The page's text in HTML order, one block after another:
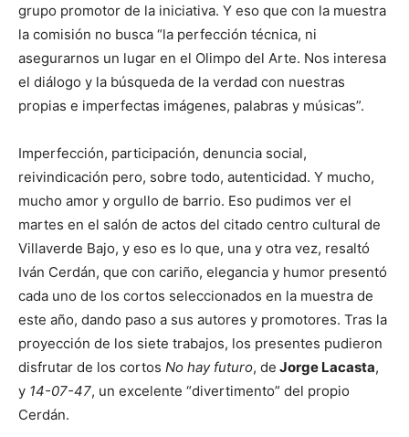
grupo promotor de la iniciativa. Y eso que con la muestra
la comisión no busca “la perfección técnica, ni
asegurarnos un lugar en el Olimpo del Arte. Nos interesa
el diálogo y la búsqueda de la verdad con nuestras
propias e imperfectas imágenes, palabras y músicas”.
Imperfección, participación, denuncia social,
reivindicación pero, sobre todo, autenticidad. Y mucho,
mucho amor y orgullo de barrio. Eso pudimos ver el
martes en el salón de actos del citado centro cultural de
Villaverde Bajo, y eso es lo que, una y otra vez, resaltó
Iván Cerdán, que con cariño, elegancia y humor presentó
cada uno de los cortos seleccionados en la muestra de
este año, dando paso a sus autores y promotores. Tras la
proyección de los siete trabajos, los presentes pudieron
disfrutar de los cortos No hay futuro, de Jorge Lacasta,
y 14-07-47, un excelente “divertimento” del propio
Cerdán.